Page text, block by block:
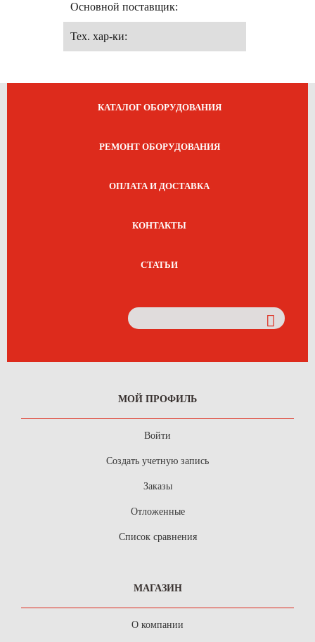
Основной поставщик:
Тех. хар-ки:
КАТАЛОГ ОБОРУДОВАНИЯ
РЕМОНТ ОБОРУДОВАНИЯ
ОПЛАТА И ДОСТАВКА
КОНТАКТЫ
СТАТЬИ
МОЙ ПРОФИЛЬ
Войти
Создать учетную запись
Заказы
Отложенные
Список сравнения
МАГАЗИН
О компании